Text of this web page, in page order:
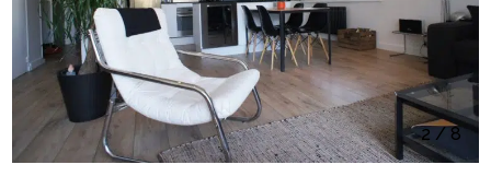
2 / 8